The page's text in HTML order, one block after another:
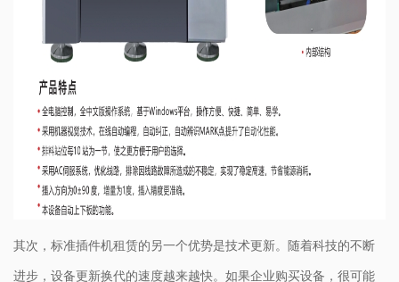
其次，标准插件机租赁的另一个优势是技术更新。随着科技的不断
进步，设备更新换代的速度越来越快。如果企业购买设备，很可能